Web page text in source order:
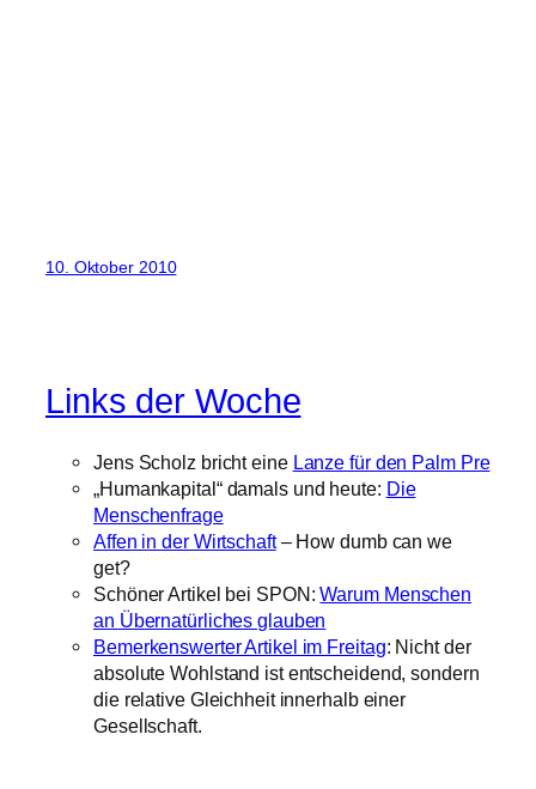
10. Oktober 2010
Links der Woche
Jens Scholz bricht eine Lanze für den Palm Pre
„Humankapital“ damals und heute: Die
Menschenfrage
Affen in der Wirtschaft– How dumb can we
get?
Schöner Artikel bei SPON:Warum Menschen
an Übernatürliches glauben
Bemerkenswerter Artikel im Freitag: Nicht der
absolute Wohlstand ist entscheidend, sondern
die relative Gleichheit innerhalb einer
Gesellschaft.